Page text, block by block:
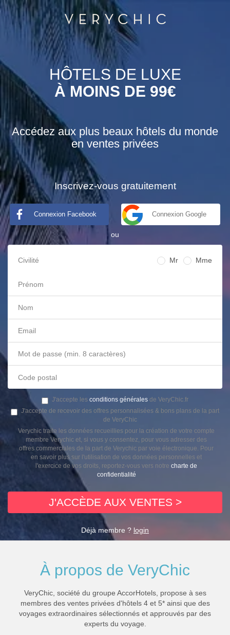
HÔTELS DE LUXE
À MOINS DE 99€
Accédez aux plus beaux hôtels du monde
en ventes privées
Inscrivez-vous gratuitement
Connexion Facebook Connexion Google
ou
Civilité Mme
Mr
J'accepte les conditions générales de VeryChic.fr
J'accepte de recevoir des offres personnalisées & bons plans de la part
de VeryChic
Verychic traite les données recueillies pour la création de votre compte
membre Verychic et, si vous y consentez, pour vous adresser des
offres commerciales de la part de Verychic par voie électronique. Pour
en savoir plus sur l'utilisation de vos données personnelles et
l'exercice de vos droits, reportez-vous vers notre charte de
confidentialité
J'ACCÈDE AUX VENTES >
Déjà membre ? login
À propos de VeryChic
VeryChic, société du groupe AccorHotels, propose à ses
membres des ventes privées d'hôtels 4 et 5* ainsi que des
voyages extraordinaires sélectionnés et approuvés par des
experts du voyage.